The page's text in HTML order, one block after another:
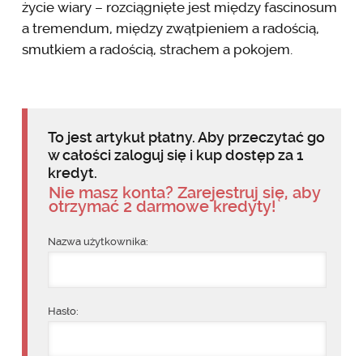
życie wiary – rozciągnięte jest między fascinosum
a tremendum, między zwątpieniem a radością,
smutkiem a radością, strachem a pokojem.
To jest artykuł płatny. Aby przeczytać go
w całości zaloguj się i kup dostęp za 1
kredyt.
Nie masz konta? Zarejestruj się, aby
otrzymać 2 darmowe kredyty!
Nazwa użytkownika:
Hasło: